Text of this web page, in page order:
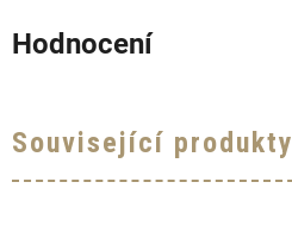
Hodnocení
Související produkty